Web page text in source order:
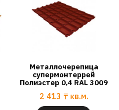
Металлочерепица
супермонтеррей
Полиэстер 0,4 RAL 3009
2 413 ₸ кв.м.